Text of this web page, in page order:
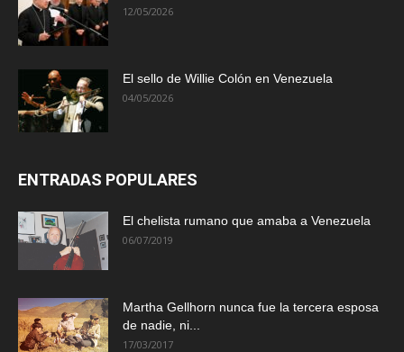
12/05/2026
El sello de Willie Colón en Venezuela
04/05/2026
ENTRADAS POPULARES
El chelista rumano que amaba a Venezuela
06/07/2019
Martha Gellhorn nunca fue la tercera esposa
de nadie, ni...
17/03/2017